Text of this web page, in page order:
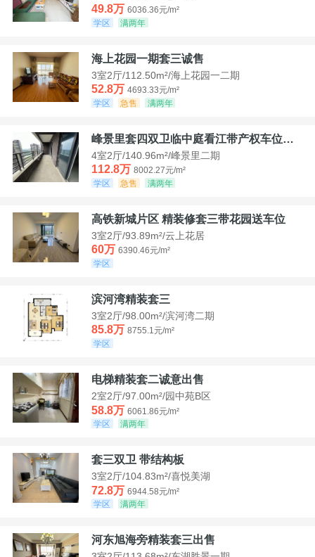
49.8万 6036.36元/m²
学区
满两年
海上花园一期套三诚售
3室2厅/112.50m²/海上花园一二期
52.8万 4693.33元/m²
学区
急售 满两年
峰景里套四双卫临中庭看江带产权车位诚售
4室2厅/140.96m²/峰景里二期
112.8万 8002.27元/m²
学区
急售 满两年
高铁新城片区 精装修套三带花园送车位
3室2厅/93.89m²/云上花居
60万 6390.46元/m²
学区
滨河湾精装套三
3室2厅/98.00m²/滨河湾二期
85.8万 8755.1元/m²
学区
电梯精装套二诚意出售
2室2厅/97.00m²/园中苑B区
58.8万 6061.86元/m²
学区
满两年
套三双卫 带结构板
3室2厅/104.83m²/喜悦美湖
72.8万 6944.58元/m²
学区
满两年
河东旭海旁精装套三出售